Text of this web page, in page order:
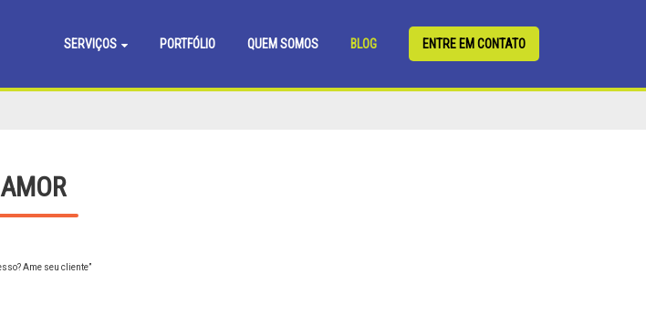
SERVIÇOS PORTFÓLIO QUEM SOMOS BLOG ENTRE EM CONTATO
AMOR